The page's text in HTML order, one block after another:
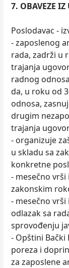
7. OBAVEZE
Poslodavac -
- zaposlenog
rada, zadrži u
trajanja
radnog
da, u roku od
odnosa,
drugim
trajanja
- organizuje
u skladu sa
konkretne
- mesečno
zakonskim
- mesečno
odlazak sa
sprovođenju
- Opštini
poreza i
za zaposlene